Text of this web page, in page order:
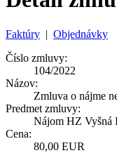
Faktúry | Objednávky
Číslo zmluvy:
104/2022
Názov:
Zmluva o nájme
Predmet zmluvy:
Nájom HZ Vyšná
Cena:
80,00 EUR